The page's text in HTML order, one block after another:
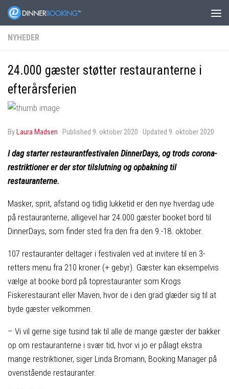
NYHEDER
24.000 gæster støtter restauranterne i
efterårsferien
byLaura Madsen · Published 9. oktober 2020 · Updated 9. oktober 2020
I dag starter restaurantfestivalen DinnerDays, og trods corona-
restriktioner er der stor tilslutning og opbakning til
restauranterne.
Masker, sprit, afstand og tidlig lukketid er den nye hverdag ude
på restauranterne, alligevel har 24.000 gæster booket bord til
DinnerDays, som finder sted fra den fra den 9.-18. oktober.
107 restauranter deltager i festivalen ved at invitere til en 3-
retters menu fra 210 kroner (+ gebyr). Gæster kan eksempelvis
vælge at booke bord på toprestauranter som Krogs
Fiskerestaurant eller Maven, hvor de i den grad glæder sig til at
byde gæster velkommen.
– Vi vil gerne sige tusind tak til alle de mange gæster der bakker
op om restauranterne i svær tid, hvor vi jo er pålagt ekstra
mange restriktioner, siger Linda Bromann, Booking Manager på
ovenstående restauranter.